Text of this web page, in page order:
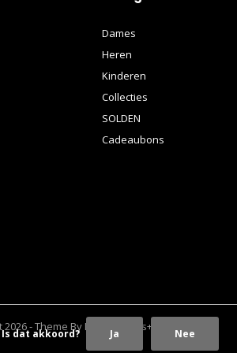
Dames
Heren
Kinderen
Collecties
SOLDEN
Cadeaubons
2026- Theme By DMWS Plus+
dat akkoord? Ja Nee